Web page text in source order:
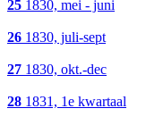
25 1830, mei - juni
26 1830, juli-sept
27 1830, okt.-dec
28 1831, 1e kwartaal